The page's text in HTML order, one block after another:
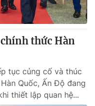
thức Hàn
tục củng cố và thúc
Quốc, Ấn Độ đang
thiết lập quan hệ...